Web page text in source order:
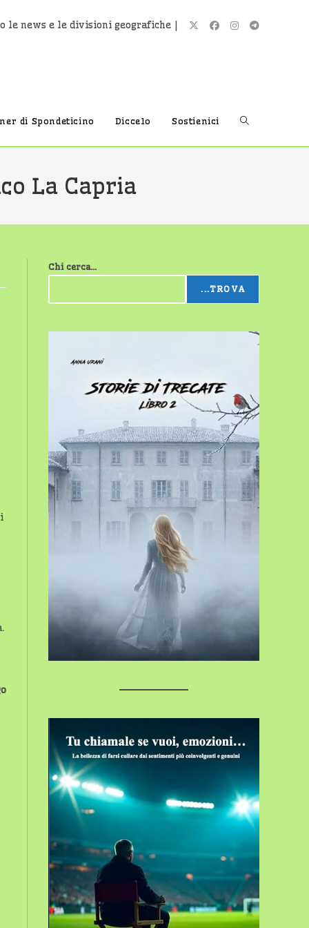
le news e le divisioni geografiche |
di Spondeticino Diccelo Sostienici Attiva/
ricerca
sul
La Capria
Chi cerca...
...TROVA